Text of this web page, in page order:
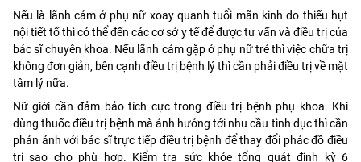
Nếu là lãnh cảm ở phụ nữ xoay quanh tuổi mãn kinh do thiếu hụt
nội tiết tố thì có thể đến các cơ sở y tế để được tư vấn và điều trị của
bác sĩ chuyên khoa. Nếu lãnh cảm gặp ở phụ nữ trẻ thì việc chữa trị
không đơn giản, bên cạnh điều trị bệnh lý thì cần phải điều trị về mặt
tâm lý nữa.
Nữ giới cần đảm bảo tích cực trong điều trị bệnh phụ khoa. Khi
dùng thuốc điều trị bệnh mà ảnh hưởng tới nhu cầu tình dục thì cần
phản ánh với bác sĩ trực tiếp điều trị bệnh để thay đổi phác đồ điều
trị sao cho phù hợp. Kiểm tra sức khỏe tổng quát định kỳ 6